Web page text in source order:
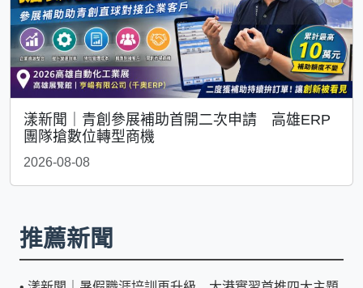
漾新聞｜青創參展補助首開二次申請 高雄ERP
團隊搶數位轉型商機
2026-08-08
推薦新聞